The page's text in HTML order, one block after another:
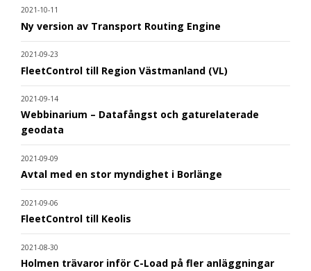
2021-10-11
Ny version av Transport Routing Engine
2021-09-23
FleetControl till Region Västmanland (VL)
2021-09-14
Webbinarium – Datafångst och gaturelaterade
geodata
2021-09-09
Avtal med en stor myndighet i Borlänge
2021-09-06
FleetControl till Keolis
2021-08-30
Holmen trävaror inför C-Load på fler anläggningar